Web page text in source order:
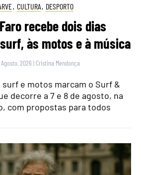
, CULTURA, DESPORTO
recebe dois dias
às motos e à música
2026 | Cristina Mendonça
e motos marcam o Surf &
decorre a 7 e 8 de agosto, na
com propostas para todos